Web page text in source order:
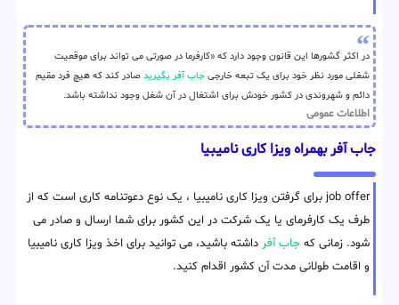
در اکثر گشورها این قانون وجود دارد که «کارفرما در صورتی می تواند برای موقعیت
شغلی مورد نظر خود برای یک تبعه خارجی جاب آفر بگیرید صادر کند که هیچ فرد مقیم
دائم و شهروندی در کشور خودش برای اشتغال در آن شغل وجود نداشته باشد.
اطلاعات عمومی
جاب آفر بهمراه ویزا کاری نامیبیا
job offer برای گرفتن ویزا کاری نامیبیا ، یک نوع دعوتنامه کاری است که از
طرف یک کارفرمای یا یک شرکت در این کشور برای شما ارسال و صادر می
شود. زمانی که جاب آفر داشته باشید، می توانید برای اخذ ویزا کاری نامیبیا
و اقامت طولانی مدت آن کشور اقدام کنید.